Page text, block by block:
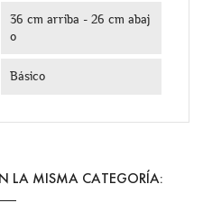
36 cm arriba - 26 cm abaj
o
Básico
LA MISMA CATEGORÍA: